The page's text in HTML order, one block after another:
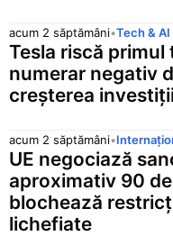
acum 2 săptămâni•Tech & AI
Tesla riscă
numerar negativ
creșterea
acum 2 săptămâni•
UE negociază
aproximativ 90
blochează
lichefiate